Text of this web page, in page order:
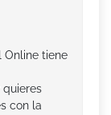
Online tiene
quieres
con la